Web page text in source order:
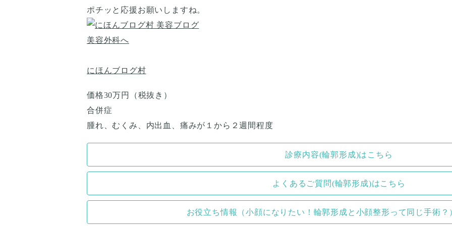
ポチッと応援お願いしますね。
にほんブログ村
価格30万円（税抜き）
合併症
腫れ、むくみ、内出血、痛みが１から２週間程度
診療内容(輪郭形成)はこちら
よくあるご質問(輪郭形成)はこちら
お役立ち情報（小顔になりたい！輪郭形成と小顔整形って同じ手術？